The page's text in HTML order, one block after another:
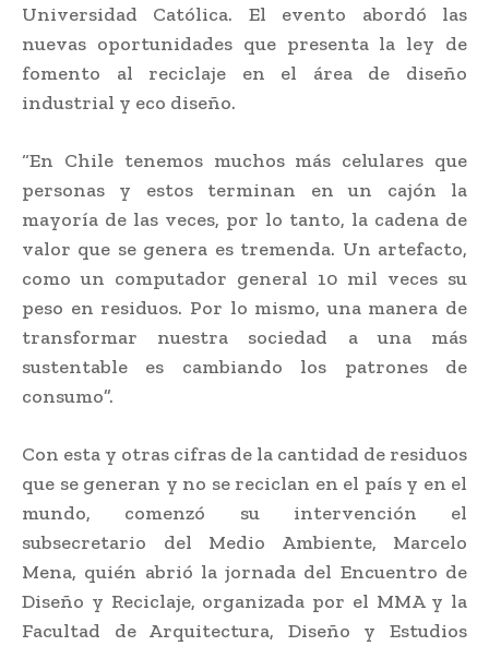
Universidad Católica. El evento abordó las
nuevas oportunidades que presenta la ley de
fomento al reciclaje en el área de diseño
industrial y eco diseño.
“En Chile tenemos muchos más celulares que
personas y estos terminan en un cajón la
mayoría de las veces, por lo tanto, la cadena de
valor que se genera es tremenda. Un artefacto,
como un computador general 10 mil veces su
peso en residuos. Por lo mismo, una manera de
transformar nuestra sociedad a una más
sustentable es cambiando los patrones de
consumo”.
Con esta y otras cifras de la cantidad de residuos
que se generan y no se reciclan en el país y en el
mundo, comenzó su intervención el
subsecretario del Medio Ambiente, Marcelo
Mena, quién abrió la jornada del Encuentro de
Diseño y Reciclaje, organizada por el MMA y la
Facultad de Arquitectura, Diseño y Estudios